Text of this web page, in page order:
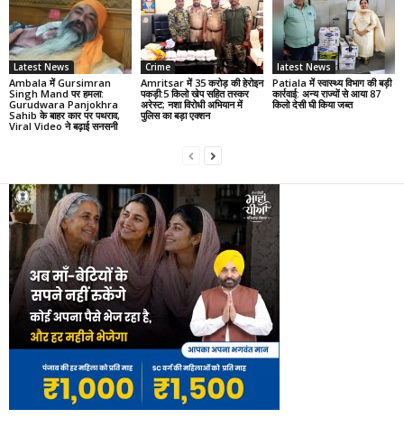
Latest News
Ambala में Gursimran
Singh Mand पर हमला:
Gurudwara Panjokhra
Sahib के बाहर कार पर पथराव,
Viral Video ने बढ़ाई सनसनी
Crime
Amritsar में 35 करोड़ की हेरोइन
पकड़ी:5 किलो खेप सहित तस्कर
अरेस्ट; नशा विरोधी अभियान में
पुलिस का बड़ा एक्शन
latest News
Patiala में स्वास्थ्य विभाग की बड़ी
कार्रवाई: अन्य राज्यों से आया 87
किलो देसी घी किया जब्त